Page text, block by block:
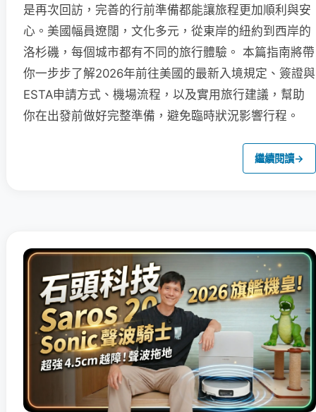
是再次回訪，完善的行前準備都能讓旅程更加順利與安
心。美國幅員遼闊，文化多元，從東岸的紐約到西岸的
洛杉磯，每個城市都有不同的旅行體驗。 本篇指南將帶
你一步步了解2026年前往美國的最新入境規定、簽證與
ESTA申請方式、機場流程，以及實用旅行建議，幫助
你在出發前做好完整準備，避免臨時狀況影響行程。
繼續閱讀→